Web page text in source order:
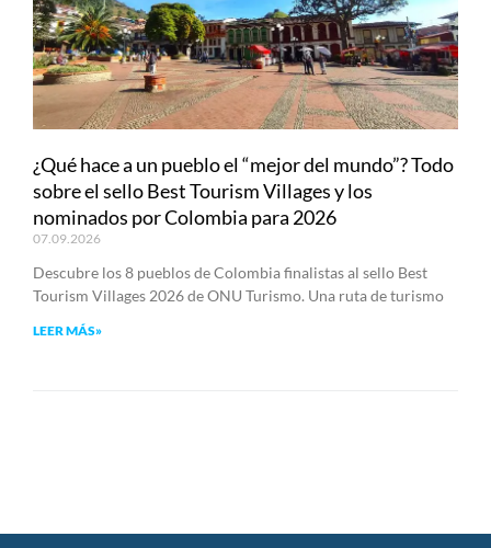
¿Qué hace a un pueblo el “mejor del mundo”? Todo
sobre el sello Best Tourism Villages y los
nominados por Colombia para 2026
07.09.2026
Descubre los 8 pueblos de Colombia finalistas al sello Best
Tourism Villages 2026 de ONU Turismo. Una ruta de turismo
LEER MÁS»